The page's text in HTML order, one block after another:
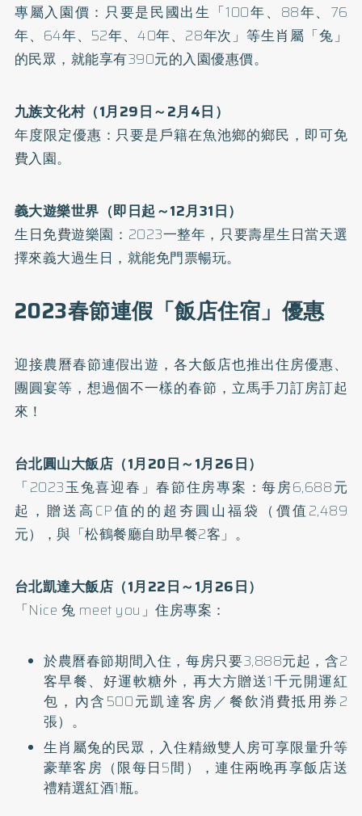
專屬入園價：只要是民國出生「100年、88年、76
年、64年、52年、40年、28年次」等生肖屬「兔」
的民眾，就能享有390元的入園優惠價。
九族文化村（1月29日～2月4日）
年度限定優惠：只要是戶籍在魚池鄉的鄉民，即可免
費入園。
義大遊樂世界（即日起～12月31日）
生日免費遊樂園：2023一整年，只要壽星生日當天選
擇來義大過生日，就能免門票暢玩。
2023春節連假「飯店住宿」優惠
迎接農曆春節連假出遊，各大飯店也推出住房優惠、
團圓宴等，想過個不一樣的春節，立馬手刀訂房訂起
來！
台北圓山大飯店（1月20日～1月26日）
「2023玉兔喜迎春」春節住房專案：每房6,688元
起，贈送高CP值的的超夯圓山福袋（價值2,489
元），與「松鶴餐廳自助早餐2客」。
台北凱達大飯店（1月22日～1月26日）
「Nice 兔 meet you」住房專案：
於農曆春節期間入住，每房只要3,888元起，含2
客早餐、好運軟糖外，再大方贈送1千元開運紅
包，內含500元凱達客房／餐飲消費抵用券2
張）。
生肖屬兔的民眾，入住精緻雙人房可享限量升等
豪華客房（限每日5間），連住兩晚再享飯店送
禮精選紅酒1瓶。